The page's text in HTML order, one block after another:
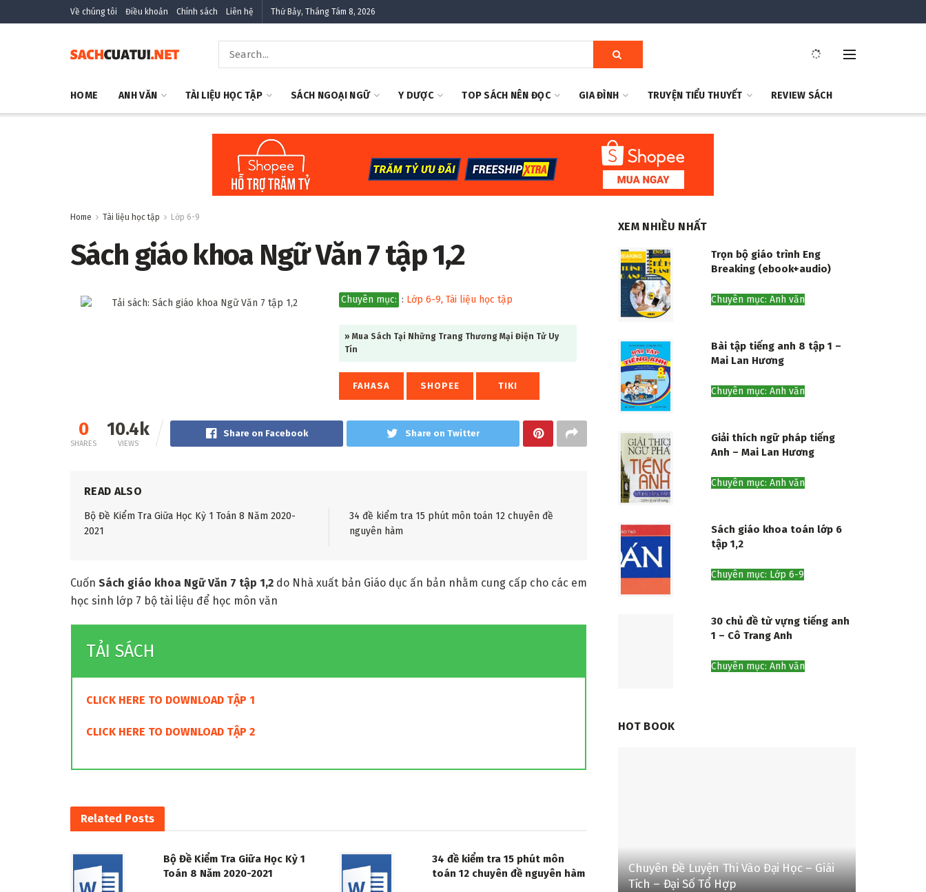
Về chúng tôi Điều khoản Chính sách Liên hệ Thứ Bảy, Tháng Tám 8, 2026
HOME ANH VĂN TÀI LIỆU HỌC TẬP SÁCH NGOẠI NGỮ Y DƯỢC TOP SÁCH NÊN ĐỌC GIA ĐÌNH TRUYỆN TIỂU THUYẾT REVIEW SÁCH
Home Tài liệu học tập Lớp 6-9
Sách giáo khoa Ngữ Văn 7 tập 1,2
Chuyên mục: : Lớp 6-9, Tài liệu học tập
» Mua Sách Tại Những Trang Thương Mại Điện Tử Uy
Tín
FAHASA SHOPEE TIKI
0
SHARES
10.4k
VIEWS
Share on Facebook Share on Twitter
READ ALSO
Bộ Đề Kiểm Tra Giữa Học Kỳ 1 Toán 8 Năm 2020-
2021
34 đề kiểm tra 15 phút môn toán 12 chuyên đề
nguyên hàm
Cuốn Sách giáo khoa Ngữ Văn 7 tập 1,2 do Nhà xuất bản Giáo dục ấn bản nhằm cung cấp cho các em
học sinh lớp 7 bộ tài liệu để học môn văn
TẢI SÁCH
CLICK HERE TO DOWNLOAD TẬP 1
CLICK HERE TO DOWNLOAD TẬP 2
Related Posts
Bộ Đề Kiểm Tra Giữa Học Kỳ 1
Toán 8 Năm 2020-2021
34 đề kiểm tra 15 phút môn
toán 12 chuyên đề nguyên hàm
XEM NHIỀU NHẤT
Trọn bộ giáo trình Eng
Breaking (ebook+audio)
Chuyên mục: Anh văn
Bài tập tiếng anh 8 tập 1 –
Mai Lan Hương
Chuyên mục: Anh văn
Giải thích ngữ pháp tiếng
Anh – Mai Lan Hương
Chuyên mục: Anh văn
Sách giáo khoa toán lớp 6
tập 1,2
Chuyên mục: Lớp 6-9
30 chủ đề từ vựng tiếng anh
1 – Cô Trang Anh
Chuyên mục: Anh văn
HOT BOOK
Chuyên Đề Luyện Thi Vào Đại Học – Giái
Tích – Đại Số Tổ Hợp